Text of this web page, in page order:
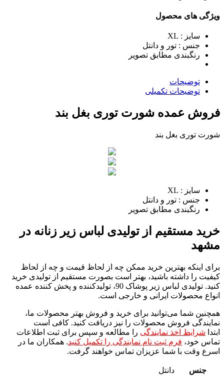
ویژگی های محصول
سایز : XL
جنس : تور و دانتل
رنگبندی مطابق تصویر
توضیحات
توضیحات تکمیلی
فروش عمده شورت توری بغل بند
شورت توری بغل بند
سایز : XL
جنس : تور و دانتل
رنگبندی مطابق تصویر
خرید مستقیم از تولیدی لباس زیر زنانه در
مشهد
برای اینکه بهترین خرید ممکن چه از لحاظ قیمت و چه از لحاظ
کیفیت را داشته باشید، بهتر است بصورت مستقیم از تولیدی خرید
کنید. تولیدی لباس زیر پوشاک 90، تولیدکننده و پخش کننده عمده
انواع محصولات ایرانی و خارجی است.
همچنین شما می‌توانید برای خرید و فروش بهتر محصولات ما،
نمایندگی فروش محصولات را نیز دریافت کنید. کافی است
ابتدا شرایط اخذ نمایندگی را مطالعه و سپس برای ثبت اطلاعات
تماس خود، فرم ثبت نام نمایندگی را تکمیل کنید. همکاران ما در
اسرع وقت با شما عزیزان تماس خواهند گرفت.
جنس دانتل